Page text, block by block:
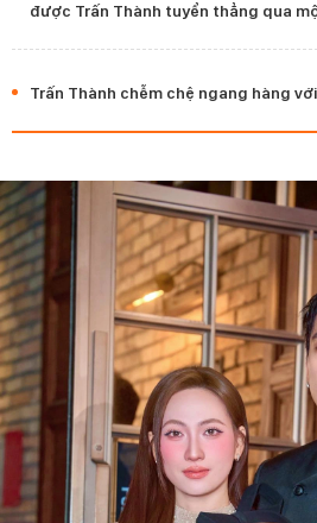
được Trấn Thành tuyển thẳng qua
Trấn Thành chễm chệ ngang hàng